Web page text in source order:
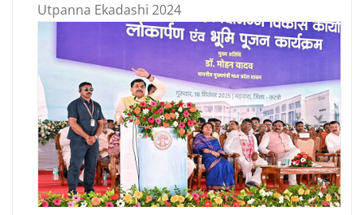
Utpanna Ekadashi 2024